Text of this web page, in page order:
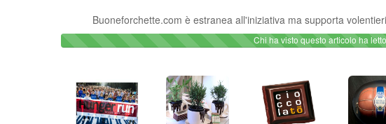
Buoneforchette.com è estranea all'iniziativa ma supporta
Chi ha visto questo articolo ha